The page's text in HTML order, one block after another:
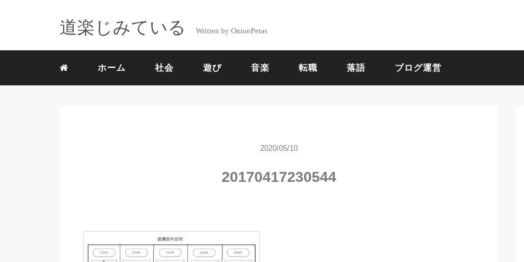
道楽じみている Written by OnionPetas
ホーム 社会 遊び 音楽 転職 落語 ブログ運営
2020/05/10
20170417230544